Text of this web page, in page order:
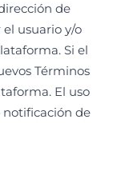
de
usuario y/o
Si el
Términos
El uso
de